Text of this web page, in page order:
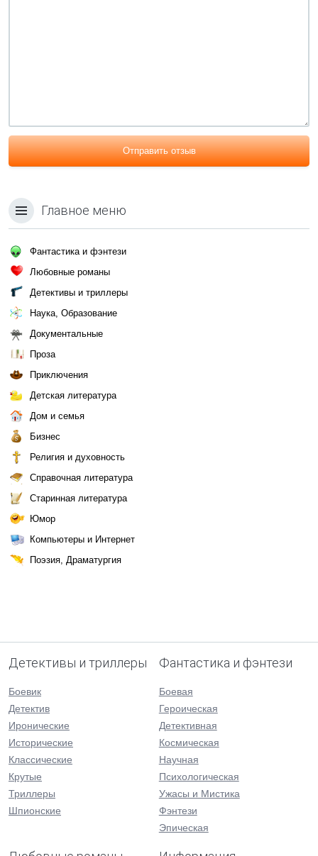
Отправить отзыв
Главное меню
Фантастика и фэнтези
Любовные романы
Детективы и триллеры
Наука, Образование
Документальные
Проза
Приключения
Детская литература
Дом и семья
Бизнес
Религия и духовность
Справочная литература
Старинная литература
Юмор
Компьютеры и Интернет
Поэзия, Драматургия
Детективы и триллеры
Боевик
Детектив
Иронические
Исторические
Классические
Крутые
Триллеры
Шпионские
Фантастика и фэнтези
Боевая
Героическая
Детективная
Космическая
Научная
Психологическая
Ужасы и Мистика
Фэнтези
Эпическая